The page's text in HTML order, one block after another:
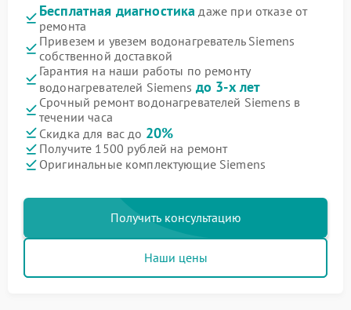
Бесплатная диагностика даже при отказе от
ремонта
Привезем и увезем водонагреватель Siemens
собственной доставкой
Гарантия на наши работы по ремонту
водонагревателей Siemens до 3-х лет
Срочный ремонт водонагревателей Siemens в
течении часа
Скидка для вас до 20%
Получите 1500 рублей на ремонт
Оригинальные комплектующие Siemens
Получить консультацию
Наши цены